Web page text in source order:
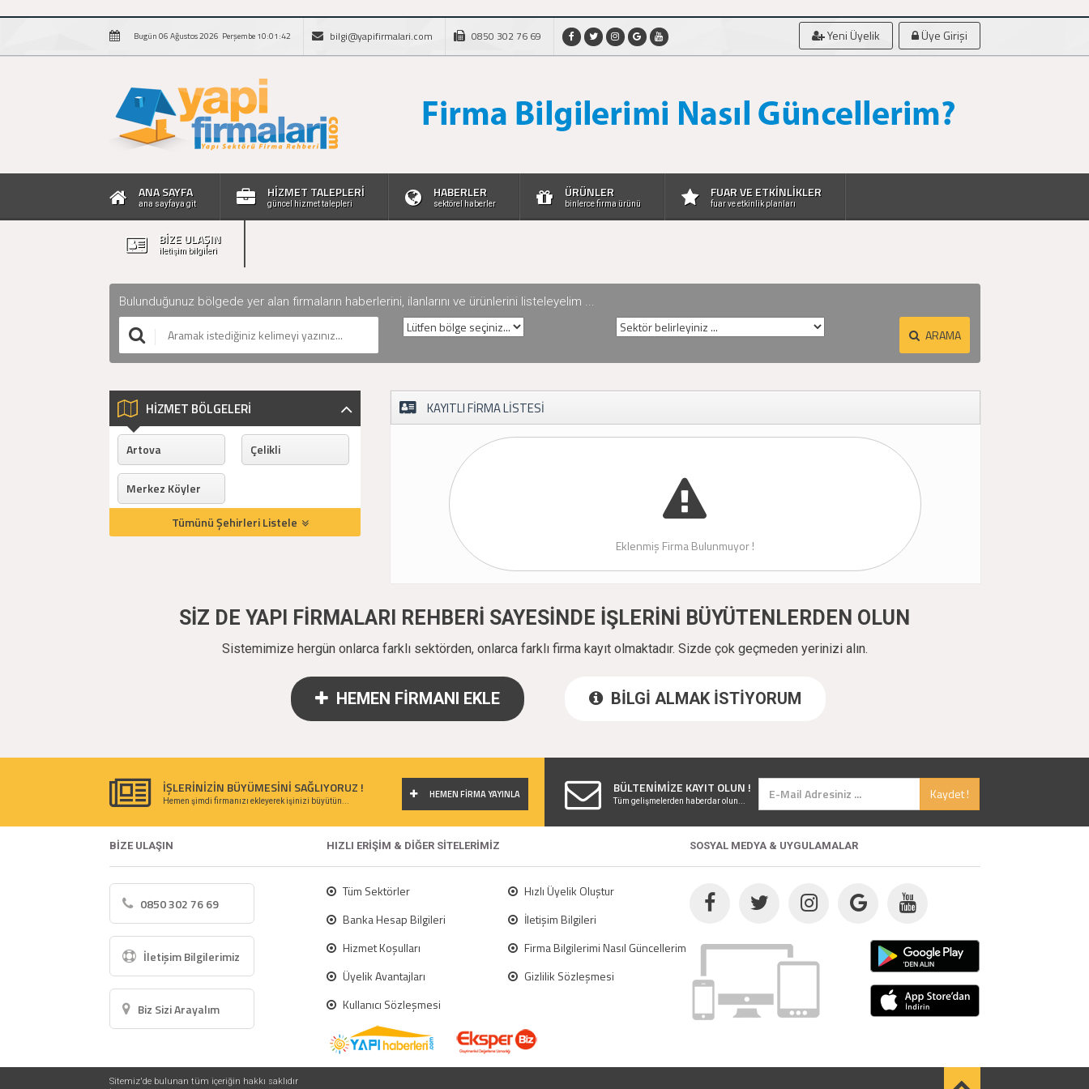
Bugün 06 Ağustos 2026 Perşembe 10:01:42 bilgi@yapifirmalari.com 0850 302 76 69 Yeni Üyelik Üye Girişi
ANA SAYFA
ana sayfaya git
HİZMET TALEPLERİ
güncel hizmet talepleri
HABERLER
sektörel haberler
ÜRÜNLER
binlerce firma ürünü
FUAR VE ETKİNLİKLER
fuar ve etkinlik planları
BİZE ULAŞIN
iletişim bilgileri
Bulunduğunuz bölgede yer alan firmaların haberlerini, ilanlarını ve ürünlerini listeleyelim ...
ARAMA
HİZMET BÖLGELERİ
Artova Çelikli
Merkez Köyler
Tümünü Şehirleri Listele
KAYITLI FİRMA LİSTESİ
Eklenmiş Firma Bulunmuyor !
SİZ DE YAPI FİRMALARI REHBERİ SAYESİNDE İŞLERİNİ BÜYÜTENLERDEN OLUN
Sistemimize hergün onlarca farklı sektörden, onlarca farklı firma kayıt olmaktadır. Sizde çok geçmeden yerinizi alın.
HEMEN FİRMANI EKLE BİLGİ ALMAK İSTİYORUM
İŞLERİNİZİN BÜYÜMESİNİ SAĞLIYORUZ ! HEMEN FİRMA YAYINLA
Hemen şimdi firmanızı ekleyerek işinizi büyütün...
BÜLTENİMİZE KAYIT OLUN ! Kaydet !
Tüm gelişmelerden haberdar olun...
BİZE ULAŞIN HIZLI ERİŞİM & DİĞER SİTELERİMİZ SOSYAL MEDYA & UYGULAMALAR
0850 302 76 69
İletişim Bilgilerimiz
Biz Sizi Arayalım
Tüm Sektörler
Hızlı Üyelik Oluştur
Banka Hesap Bilgileri
İletişim Bilgileri
Hizmet Koşulları
Firma Bilgilerimi Nasıl Güncellerim
Üyelik Avantajları
Gizlilik Sözleşmesi
Kullanıcı Sözleşmesi
Sitemiz'de bulunan tüm içeriğin hakkı saklıdır